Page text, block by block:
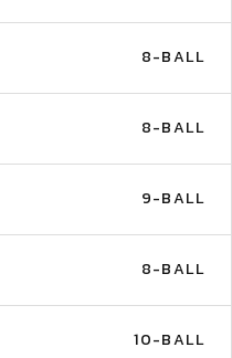
8-BALL
8-BALL
9-BALL
8-BALL
10-BALL